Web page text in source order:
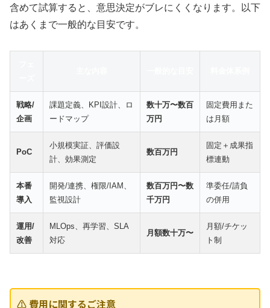
含めて試算すると、意思決定がブレにくくなります。以下
はあくまで一般的な目安です。
戦略/
企画
課題定義、KPI設計、ロ
ードマップ
数十万〜数百
万円
固定費用また
は月額
PoC
小規模実証、評価設
計、効果測定
数百万円
固定＋成果指
標連動
本番
導入
開発/連携、権限/IAM、
監視設計
数百万円〜数
千万円
準委任/請負
の併用
運用/
改善
MLOps、再学習、SLA
対応
月額数十万〜
月額/チケッ
ト制
⚠️ 費用に関するご注意